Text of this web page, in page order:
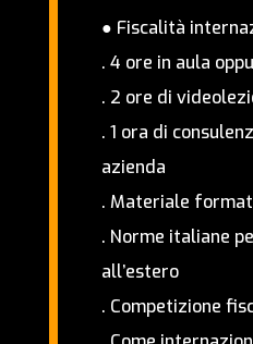
● Fiscalità
. 4 ore in aula
. 2 ore di
. 1 ora di
azienda
. Materiale
. Norme italiane
all’estero
. Competizione